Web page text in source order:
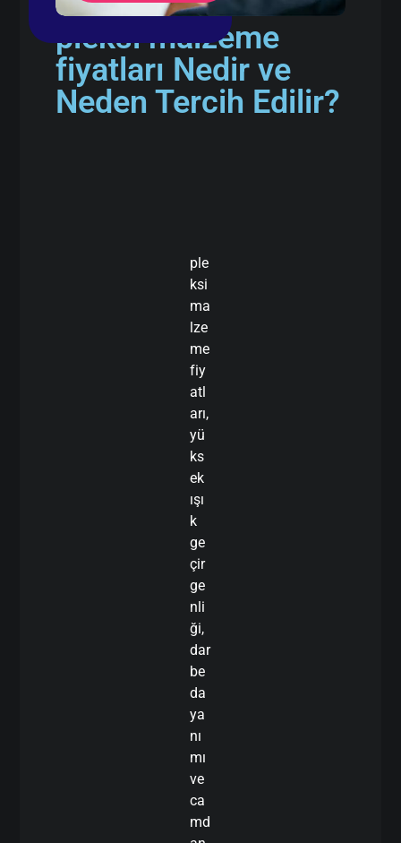
pleksi malzeme
fiyatları Nedir ve
Neden Tercih Edilir?
ple
ksi
ma
lze
me
fiy
atl
arı,
yü
ks
ek
ışı
k
ge
çir
ge
nli
ği,
dar
be
da
ya
nı
mı
ve
ca
md